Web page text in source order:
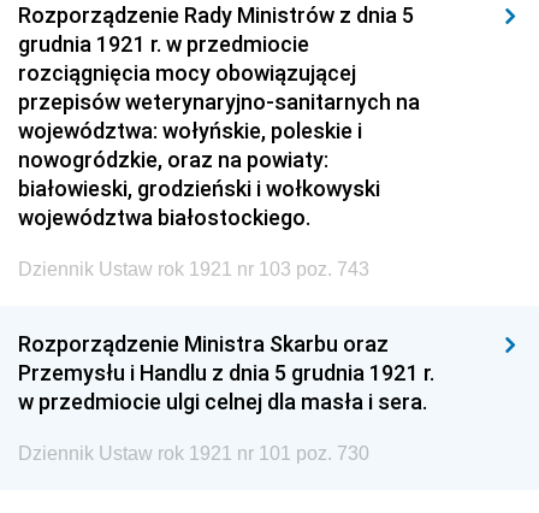
Rozporządzenie Rady Ministrów z dnia 5
grudnia 1921 r. w przedmiocie
rozciągnięcia mocy obowiązującej
przepisów weterynaryjno-sanitarnych na
województwa: wołyńskie, poleskie i
nowogródzkie, oraz na powiaty:
białowieski, grodzieński i wołkowyski
województwa białostockiego.
Dziennik Ustaw rok 1921 nr 103 poz. 743
Rozporządzenie Ministra Skarbu oraz
Przemysłu i Handlu z dnia 5 grudnia 1921 r.
w przedmiocie ulgi celnej dla masła i sera.
Dziennik Ustaw rok 1921 nr 101 poz. 730